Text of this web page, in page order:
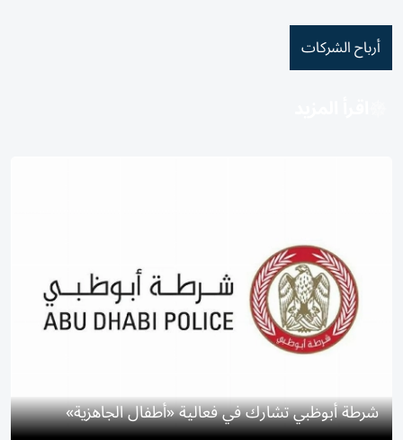
أرباح الشركات
شرطة أبوظبي تشارك في فعالية «أطفال الجاهزية»